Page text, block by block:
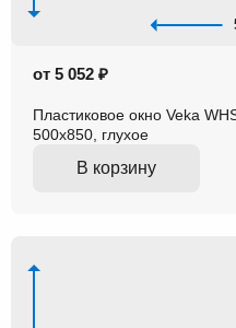
от 5 052 ₽
Пластиковое окно Veka
500x850, глухое
В корзину